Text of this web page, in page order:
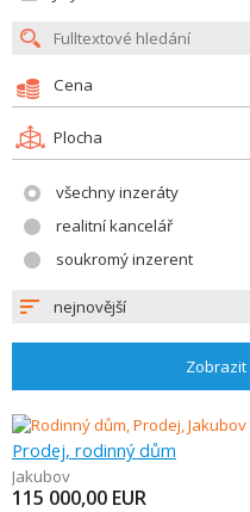
Cena
Plocha
všechny inzeráty
realitní kancelář
soukromý inzerent
nejnovější
Zobrazit
Prodej, rodinný dům
Jakubov
115 000,00 EUR